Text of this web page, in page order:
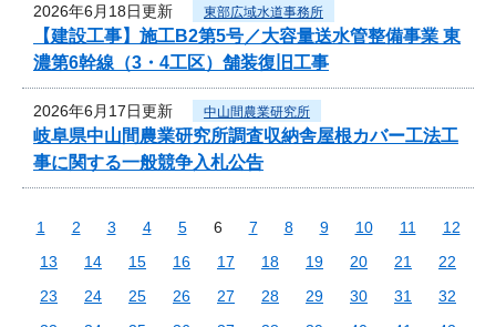
2026年6月18日更新 東部広域水道事務所
【建設工事】施工B2第5号／大容量送水管整備事業 東
濃第6幹線（3・4工区）舗装復旧工事
2026年6月17日更新 中山間農業研究所
岐阜県中山間農業研究所調査収納舎屋根カバー工法工
事に関する一般競争入札公告
1 2 3 4 5 6 7 8 9 10 11
12
13
14 15 16 17 18 19 20 21
22
23
24 25 26 27 28 29 30 31
32